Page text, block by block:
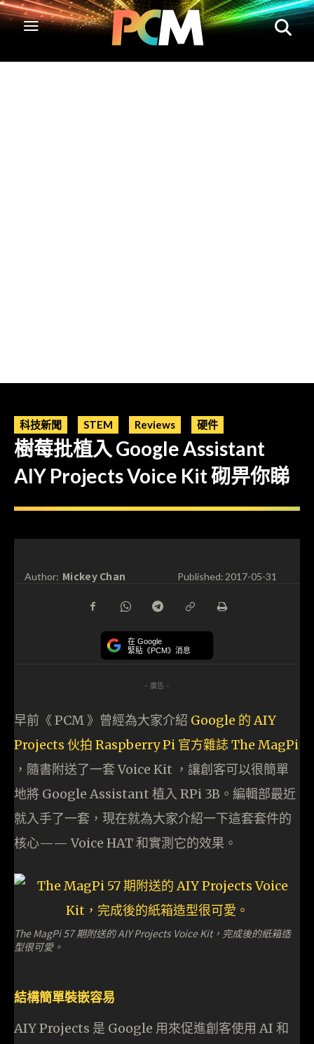
科技新聞 STEM Reviews 硬件
樹莓批植入 Google Assistant
AIY Projects Voice Kit 砌畀你睇
Author: Mickey Chan Published:2017-05-31
在 Google
緊貼《PCM》消息
- 廣告 -
早前《 PCM 》曾經為大家介紹 Google 的 AIY
Projects 伙拍 Raspberry Pi 官方雜誌 The MagPi
，隨書附送了一套 Voice Kit ，讓創客可以很簡單
地將 Google Assistant 植入 RPi 3B。編輯部最近
就入手了一套，現在就為大家介紹一下這套套件的
核心—— Voice HAT 和實測它的效果。
The MagPi 57 期附送的 AIY Projects Voice Kit，完成後的紙箱造
型很可愛。
結構簡單裝嵌容易
AIY Projects 是 Google 用來促進創客使用 AI 和